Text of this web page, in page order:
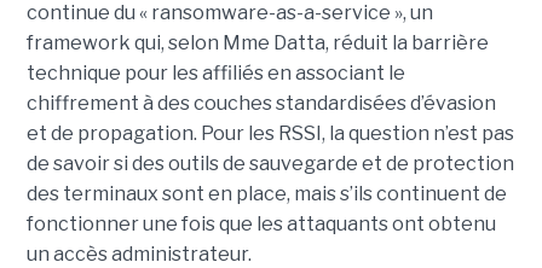
continue du « ransomware-as-a-service », un
framework qui, selon Mme Datta, réduit la barrière
technique pour les affiliés en associant le
chiffrement à des couches standardisées d’évasion
et de propagation. Pour les RSSI, la question n’est pas
de savoir si des outils de sauvegarde et de protection
des terminaux sont en place, mais s’ils continuent de
fonctionner une fois que les attaquants ont obtenu
un accès administrateur.